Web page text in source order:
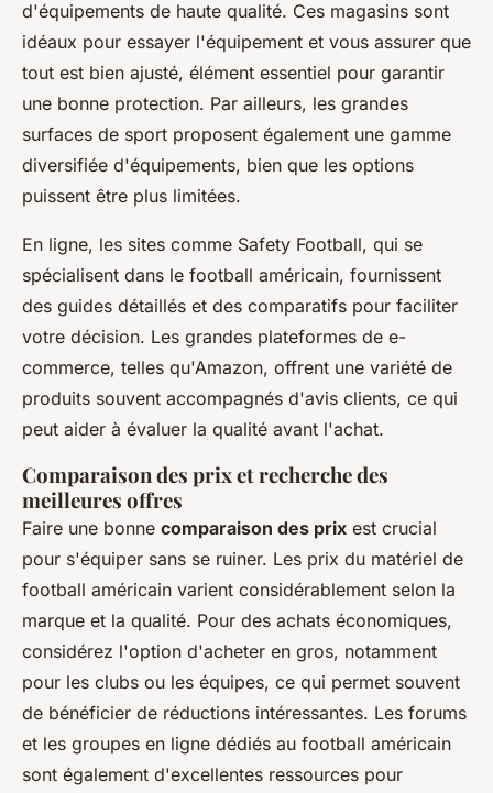
d'équipements de haute qualité. Ces magasins sont
idéaux pour essayer l'équipement et vous assurer que
tout est bien ajusté, élément essentiel pour garantir
une bonne protection. Par ailleurs, les grandes
surfaces de sport proposent également une gamme
diversifiée d'équipements, bien que les options
puissent être plus limitées.
En ligne, les sites comme Safety Football, qui se
spécialisent dans le football américain, fournissent
des guides détaillés et des comparatifs pour faciliter
votre décision. Les grandes plateformes de e-
commerce, telles qu'Amazon, offrent une variété de
produits souvent accompagnés d'avis clients, ce qui
peut aider à évaluer la qualité avant l'achat.
Comparaison des prix et recherche des
meilleures offres
Faire une bonne comparaison des prix est crucial
pour s'équiper sans se ruiner. Les prix du matériel de
football américain varient considérablement selon la
marque et la qualité. Pour des achats économiques,
considérez l'option d'acheter en gros, notamment
pour les clubs ou les équipes, ce qui permet souvent
de bénéficier de réductions intéressantes. Les forums
et les groupes en ligne dédiés au football américain
sont également d'excellentes ressources pour